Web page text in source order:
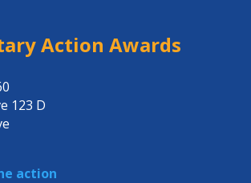
Action Awards
123 D
action